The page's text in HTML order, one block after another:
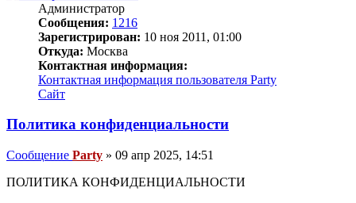
Администратор
Сообщения: 1216
Зарегистрирован: 10 ноя 2011, 01:00
Откуда: Москва
Контактная информация:
Контактная информация пользователя Party
Сайт
Политика конфиденциальности
Сообщение Party » 09 апр 2025, 14:51
ПОЛИТИКА КОНФИДЕНЦИАЛЬНОСТИ